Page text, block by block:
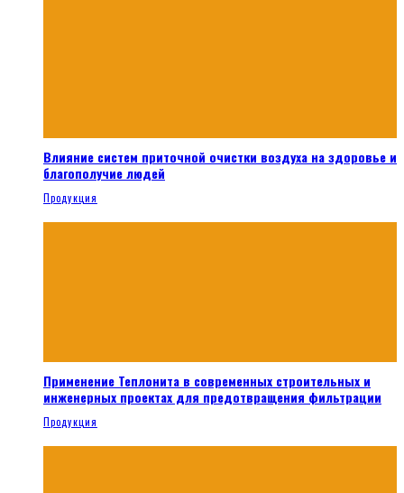
Влияние систем приточной очистки воздуха на здоровье и
благополучие людей
Продукция
Применение Теплонита в современных строительных и
инженерных проектах для предотвращения фильтрации
Продукция